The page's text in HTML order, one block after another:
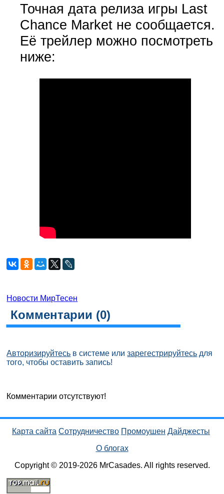
Точная дата релиза игры Last
Chance Market не сообщается.
Её трейлер можно посмотреть
ниже:
Новости МирТесен
Комментарии (0)
Авторизируйтесь в системе илизарегестрируйтесь для
того, чтобы оставить запись!
Комментарии отсутствуют!
Карта сайта Сотрудничество Промоушен Дайджесты
О блогах
Copyright © 2019-2026 MrCasades. All rights reserved.